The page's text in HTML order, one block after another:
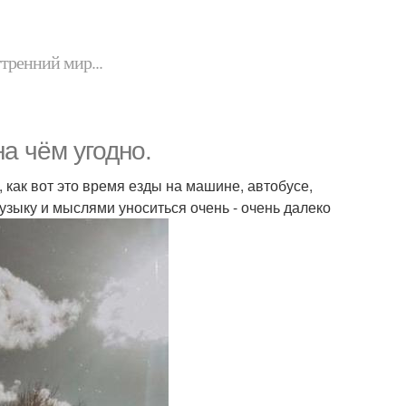
мир...
чём угодно.
вот это время езды на машине, автобусе,
и мыслями уноситься очень - очень далеко